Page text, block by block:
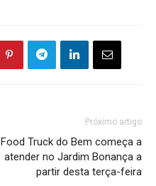
Próximo artigo
Food Truck do Bem começa a
atender no Jardim Bonança a
partir desta terça-feira